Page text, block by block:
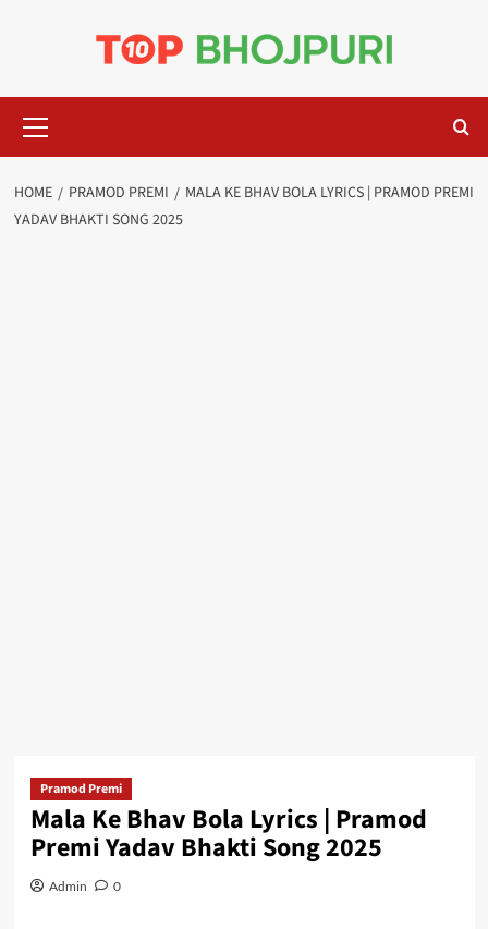
Menu
HOME PRAMOD PREMI
MALA KE BHAV BOLA LYRICS | PRAMOD PREMI
YADAV BHAKTI SONG 2025
Pramod Premi
Mala Ke Bhav Bola Lyrics | Pramod
Premi Yadav Bhakti Song 2025
Admin 0